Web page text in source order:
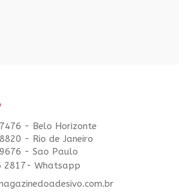
- Belo Horizonte
- Rio de Janeiro
- Sao Paulo
2817- Whatsapp